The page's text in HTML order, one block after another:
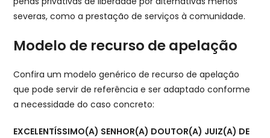
severas, como a prestação de serviços à comunidade.
Modelo de recurso de apelação
Confira um modelo genérico de recurso de apelação
que pode servir de referência e ser adaptado conforme
a necessidade do caso concreto:
EXCELENTÍSSIMO(A) SENHOR(A) DOUTOR(A) JUIZ(A) DE